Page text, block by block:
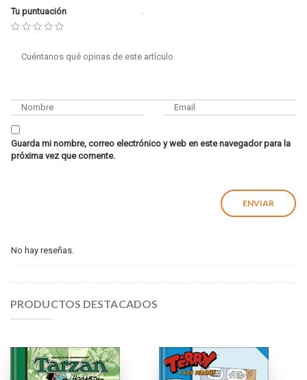
Tu puntuación
Guarda mi nombre, correo electrónico y web en este navegador para la
próxima vez que comente.
No hay reseñas.
PRODUCTOS DESTACADOS